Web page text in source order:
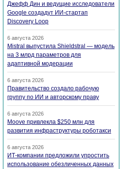
Джефф Дин и ведущие исследователи
Google создадут ИИ-стартап
Discovery Loop
6 августа 2026
Mistral выпустила Shieldstral — модель
на 3 млрд параметров для
адаптивной модерации
6 августа 2026
Правительство создало рабочую
группу по ИИ и авторскому праву
6 августа 2026
Moove привлекла $250 млн для
развития инфраструктуры роботакси
6 августа 2026
ИТ-компании предложили упростить
использование обезличенных данных